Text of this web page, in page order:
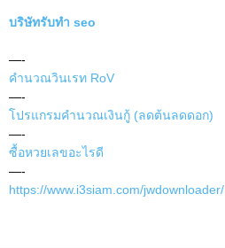
บริษัทรับทำ seo
—-
คำนวณวินเรท RoV
—-
โปรแกรมคำนวณเงินกู้ (ลดต้นลดดอก)
—-
ซื้อหวยเลขอะไรดี
—-
https://www.i3siam.com/jwdownloader/